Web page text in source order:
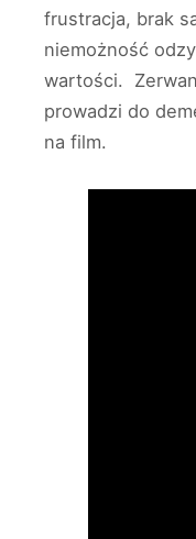
frustracja, brak
niemożność
wartości.
prowadzi do
na film.